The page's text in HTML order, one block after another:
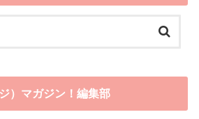
）マガジン！編集部